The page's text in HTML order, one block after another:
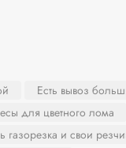
Есть вывоз
для цветного лома
газорезка и свои